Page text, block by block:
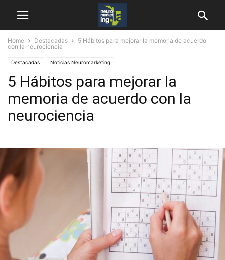
Home Destacadas
5 Hábitos para mejorar la memoria de acuerdo
con la neurociencia
Destacadas Noticias Neuromarketing
5 Hábitos para mejorar la
memoria de acuerdo con la
neurociencia